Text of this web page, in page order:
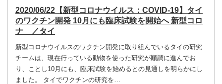
2020/06/22【新型コロナウイルス：COVID-19】タイ
のワクチン開発 10月にも臨床試験を開始へ 新型コロ
ナ ／タイ
新型コロナウイルスのワクチン開発に取り組んでいるタイの研究
チームは、現在行っている動物を使った研究が順調に進んでお
り、ことし10月にも、臨床試験を始めるとの見通しを明らかにし
ました。 タイでワクチンの研究を…